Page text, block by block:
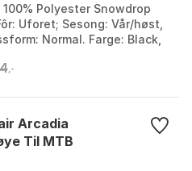
Polyester Snowdrop
Uforet; Sesong: Vår/høst,
Normal. Farge: Black,
,-
Arcadia
Til MTB